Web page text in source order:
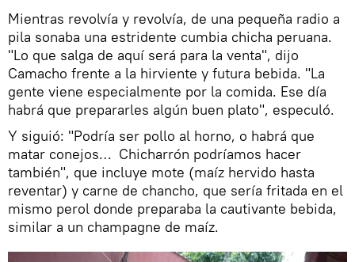
Mientras revolvía y revolvía, de una pequeña radio a
pila sonaba una estridente cumbia chicha peruana.
"Lo que salga de aquí será para la venta", dijo
Camacho frente a la hirviente y futura bebida. "La
gente viene especialmente por la comida. Ese día
habrá que prepararles algún buen plato", especuló.
Y siguió: "Podría ser pollo al horno, o habrá que
matar conejos… Chicharrón podríamos hacer
también", que incluye mote (maíz hervido hasta
reventar) y carne de chancho, que sería fritada en el
mismo perol donde preparaba la cautivante bebida,
similar a un champagne de maíz.